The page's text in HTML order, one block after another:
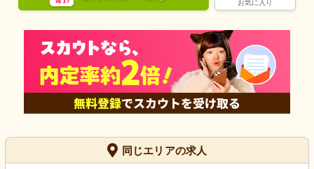
お気に入り
同じエリアの求人